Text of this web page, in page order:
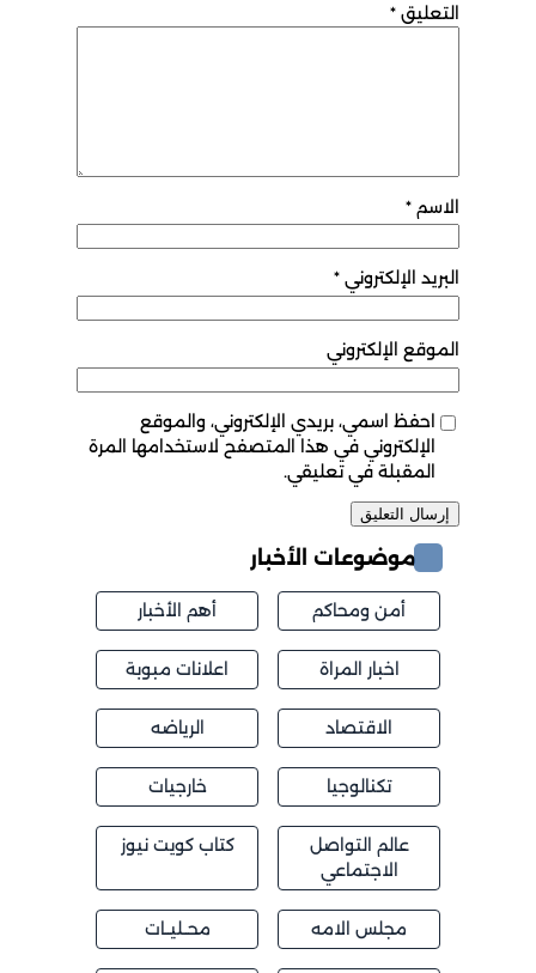
التعليق *
الاسم *
البريد الإلكتروني *
الموقع الإلكتروني
احفظ اسمي، بريدي الإلكتروني، والموقع
الإلكتروني في هذا المتصفح لاستخدامها المرة
المقبلة في تعليقي.
موضوعات الأخبار
أمن ومحاكم أهم الأخبار
اخبار المراة اعلانات مبوبة
الاقتصاد الرياضه
تكنالوجيا خارجيات
عالم التواصل
الاجتماعي
كتاب كويت نيوز
مجلس الامه محــليــات